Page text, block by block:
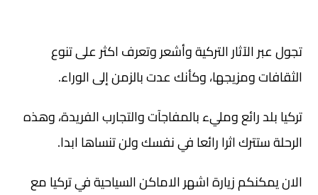
تجول عبر الآثار التركية وأشعر وتعرف اكثر على تنوع
الثقافات ومزيجها، وكأنك عدت بالزمن إلى الوراء.
تركيا بلد رائع ومليء بالمفاجآت والتجارب الفريدة، وهذه
الرحلة ستترك اثرا رائعا في نفسك ولن تنساها ابدا.
الان يمكنكم زيارة اشهر الاماكن السياحية في تركيا مع